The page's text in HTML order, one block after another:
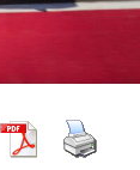
del
dos